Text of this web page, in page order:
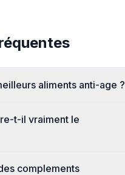
aliments anti-age ?
t-il vraiment le
complements